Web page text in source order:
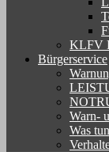
KLFV
Bürgerservice
Warn-
Was